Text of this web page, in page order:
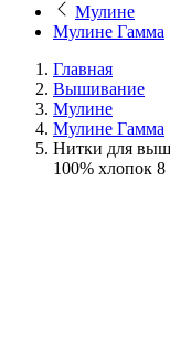
Мулине
Мулине Гамма
Главная
Вышивание
Мулине
Мулине Гамма
Нитки для
100% хлопок